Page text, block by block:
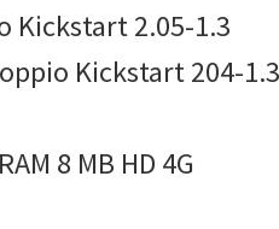
Kickstart 2.05-1.3
Kickstart 204-
8 MB HD 4G